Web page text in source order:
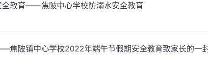
全教育——焦陂中心学校防溺水安全教育
焦陂镇中心学校2022年端午节假期安全教育致家长的一